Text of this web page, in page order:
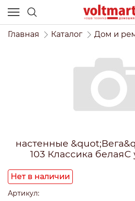
Главная Каталог Дом и
настенные
103 Классика белаяС
Нет в наличии
Артикул: